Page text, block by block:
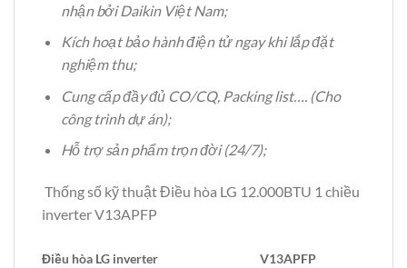
nhận bởi Daikin Việt Nam;
Kích hoạt bảo hành điện tử ngay khi lắp đặt
nghiệm thu;
Cung cấp đầy đủ CO/CQ, Packing list…. (Cho
công trình dự án);
Hỗ trợ sản phẩm trọn đời (24/7);
Thống số kỹ thuật Điều hòa LG 12.000BTU 1 chiều
inverter V13APFP
Điều hòa LG inverter V13APFP